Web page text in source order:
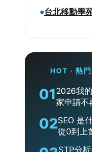
●台北移動學
HOT · 熱
012026我
家申請不
02SEO 是
從0到上
STP分